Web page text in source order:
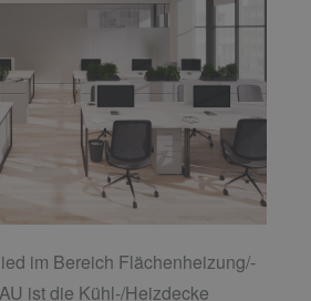
im Bereich Flächenheizung/-
ist die Kühl-/Heizdecke